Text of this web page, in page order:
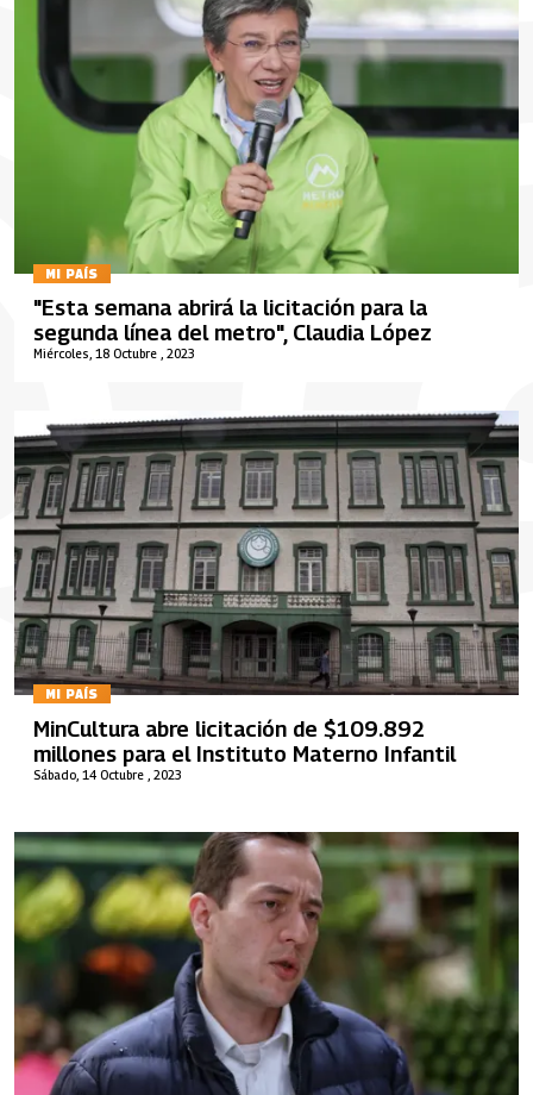
MI PAÍS
Miércoles, 18 Octubre , 2023
"Esta semana abrirá la licitación para la
segunda línea del metro", Claudia López
MI PAÍS
Sábado, 14 Octubre , 2023
MinCultura abre licitación de $109.892
millones para el Instituto Materno Infantil